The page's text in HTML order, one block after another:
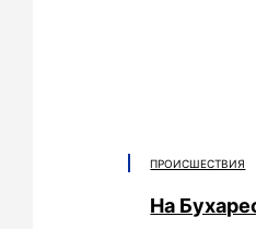
ПРОИСШЕСТВИЯ
На